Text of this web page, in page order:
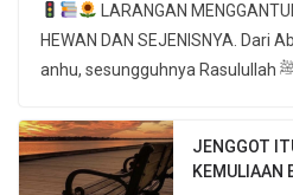
LARANGAN
HEWAN DAN SEJENISNYA. Dari
JENGGOT
KEMULIAAN